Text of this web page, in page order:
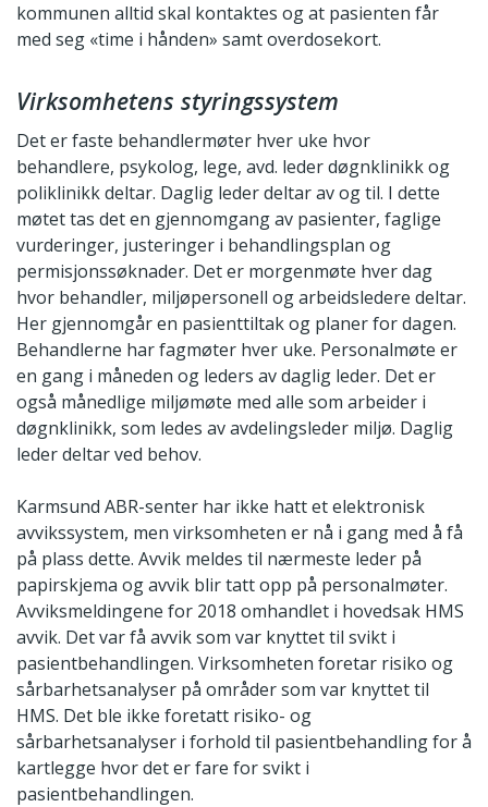
kommunen alltid skal kontaktes og at pasienten får
med seg «time i hånden» samt overdosekort.
Virksomhetens styringssystem
Det er faste behandlermøter hver uke hvor
behandlere, psykolog, lege, avd. leder døgnklinikk og
poliklinikk deltar. Daglig leder deltar av og til. I dette
møtet tas det en gjennomgang av pasienter, faglige
vurderinger, justeringer i behandlingsplan og
permisjonssøknader. Det er morgenmøte hver dag
hvor behandler, miljøpersonell og arbeidsledere deltar.
Her gjennomgår en pasienttiltak og planer for dagen.
Behandlerne har fagmøter hver uke. Personalmøte er
en gang i måneden og leders av daglig leder. Det er
også månedlige miljømøte med alle som arbeider i
døgnklinikk, som ledes av avdelingsleder miljø. Daglig
leder deltar ved behov.
Karmsund ABR-senter har ikke hatt et elektronisk
avvikssystem, men virksomheten er nå i gang med å få
på plass dette. Avvik meldes til nærmeste leder på
papirskjema og avvik blir tatt opp på personalmøter.
Avviksmeldingene for 2018 omhandlet i hovedsak HMS
avvik. Det var få avvik som var knyttet til svikt i
pasientbehandlingen. Virksomheten foretar risiko og
sårbarhetsanalyser på områder som var knyttet til
HMS. Det ble ikke foretatt risiko- og
sårbarhetsanalyser i forhold til pasientbehandling for å
kartlegge hvor det er fare for svikt i
pasientbehandlingen.